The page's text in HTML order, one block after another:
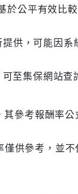
公平有效比
供，可能因系
至集保網站查
參考報酬率
供參考，並